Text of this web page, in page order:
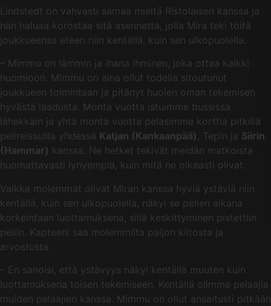
Lindstedt on vahvasti samaa mieltä Ristolaisen kanssa ja
hän haluaa korostaa sitä asennetta, jolla Mira teki töitä
joukkueensa eteen niin kentällä, kuin sen ulkopuolella.
– Mimmu on lämmin ja ihana ihminen, joka ottaa kaikki
huomioon. Mimmu on aina ollut todella sitoutunut
joukkueen toimintaan ja pitänyt huolen oman tekemisen
hyvästä laadusta. Monta vuotta istuimme bussissa
lähekkäin ja yhtä monta vuotta pelasimme korttia pitkillä
pelireissuilla yhdessä Katjan (Kankaanpää) , Tepin ja Siirin
(Hammar) kanssa. Ne hetket tekivät meidän matkoista
huomattavasti lyhyempiä, kuin mitä ne oikeasti olivat.
Vaikka molemmat olivat Miran kanssa hyviä ystäviä niin
kentällä, kuin sen ulkopuolella, näkyi se pelien aikana
korkeintaan luottamuksena, sillä keskittyminen pistettiin
peliin. Kapteeni saa molemmilta paljon kiitosta ja
arvostusta.
– En sanoisi, että ystävyys näkyi kentällä muuten kuin
luottamuksena toisen tekemiseen. Kentällä olimme pelaajia
muiden pelaajien kanssa. Mimmu on ollut ansaitusti pitkään